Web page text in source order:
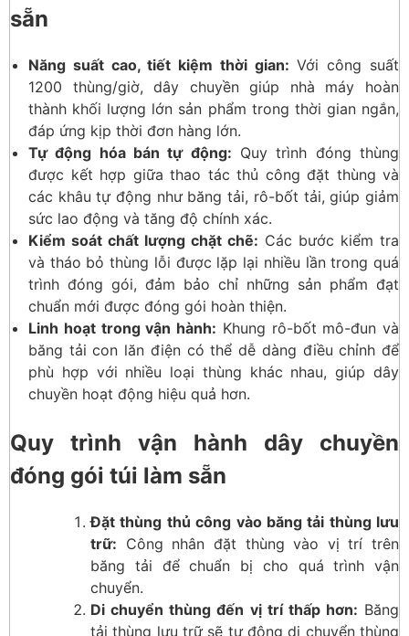
sẵn
Năng suất cao, tiết kiệm thời gian: Với công suất
1200 thùng/giờ, dây chuyền giúp nhà máy hoàn
thành khối lượng lớn sản phẩm trong thời gian ngắn,
đáp ứng kịp thời đơn hàng lớn.
Tự động hóa bán tự động: Quy trình đóng thùng
được kết hợp giữa thao tác thủ công đặt thùng và
các khâu tự động như băng tải, rô-bốt tải, giúp giảm
sức lao động và tăng độ chính xác.
Kiểm soát chất lượng chặt chẽ: Các bước kiểm tra
và tháo bỏ thùng lỗi được lặp lại nhiều lần trong quá
trình đóng gói, đảm bảo chỉ những sản phẩm đạt
chuẩn mới được đóng gói hoàn thiện.
Linh hoạt trong vận hành: Khung rô-bốt mô-đun và
băng tải con lăn điện có thể dễ dàng điều chỉnh để
phù hợp với nhiều loại thùng khác nhau, giúp dây
chuyền hoạt động hiệu quả hơn.
Quy trình vận hành dây chuyền
đóng gói túi làm sẵn
Đặt thùng thủ công vào băng tải thùng lưu
trữ: Công nhân đặt thùng vào vị trí trên
băng tải để chuẩn bị cho quá trình vận
chuyển.
Di chuyển thùng đến vị trí thấp hơn: Băng
tải thùng lưu trữ sẽ tự động di chuyển thùng